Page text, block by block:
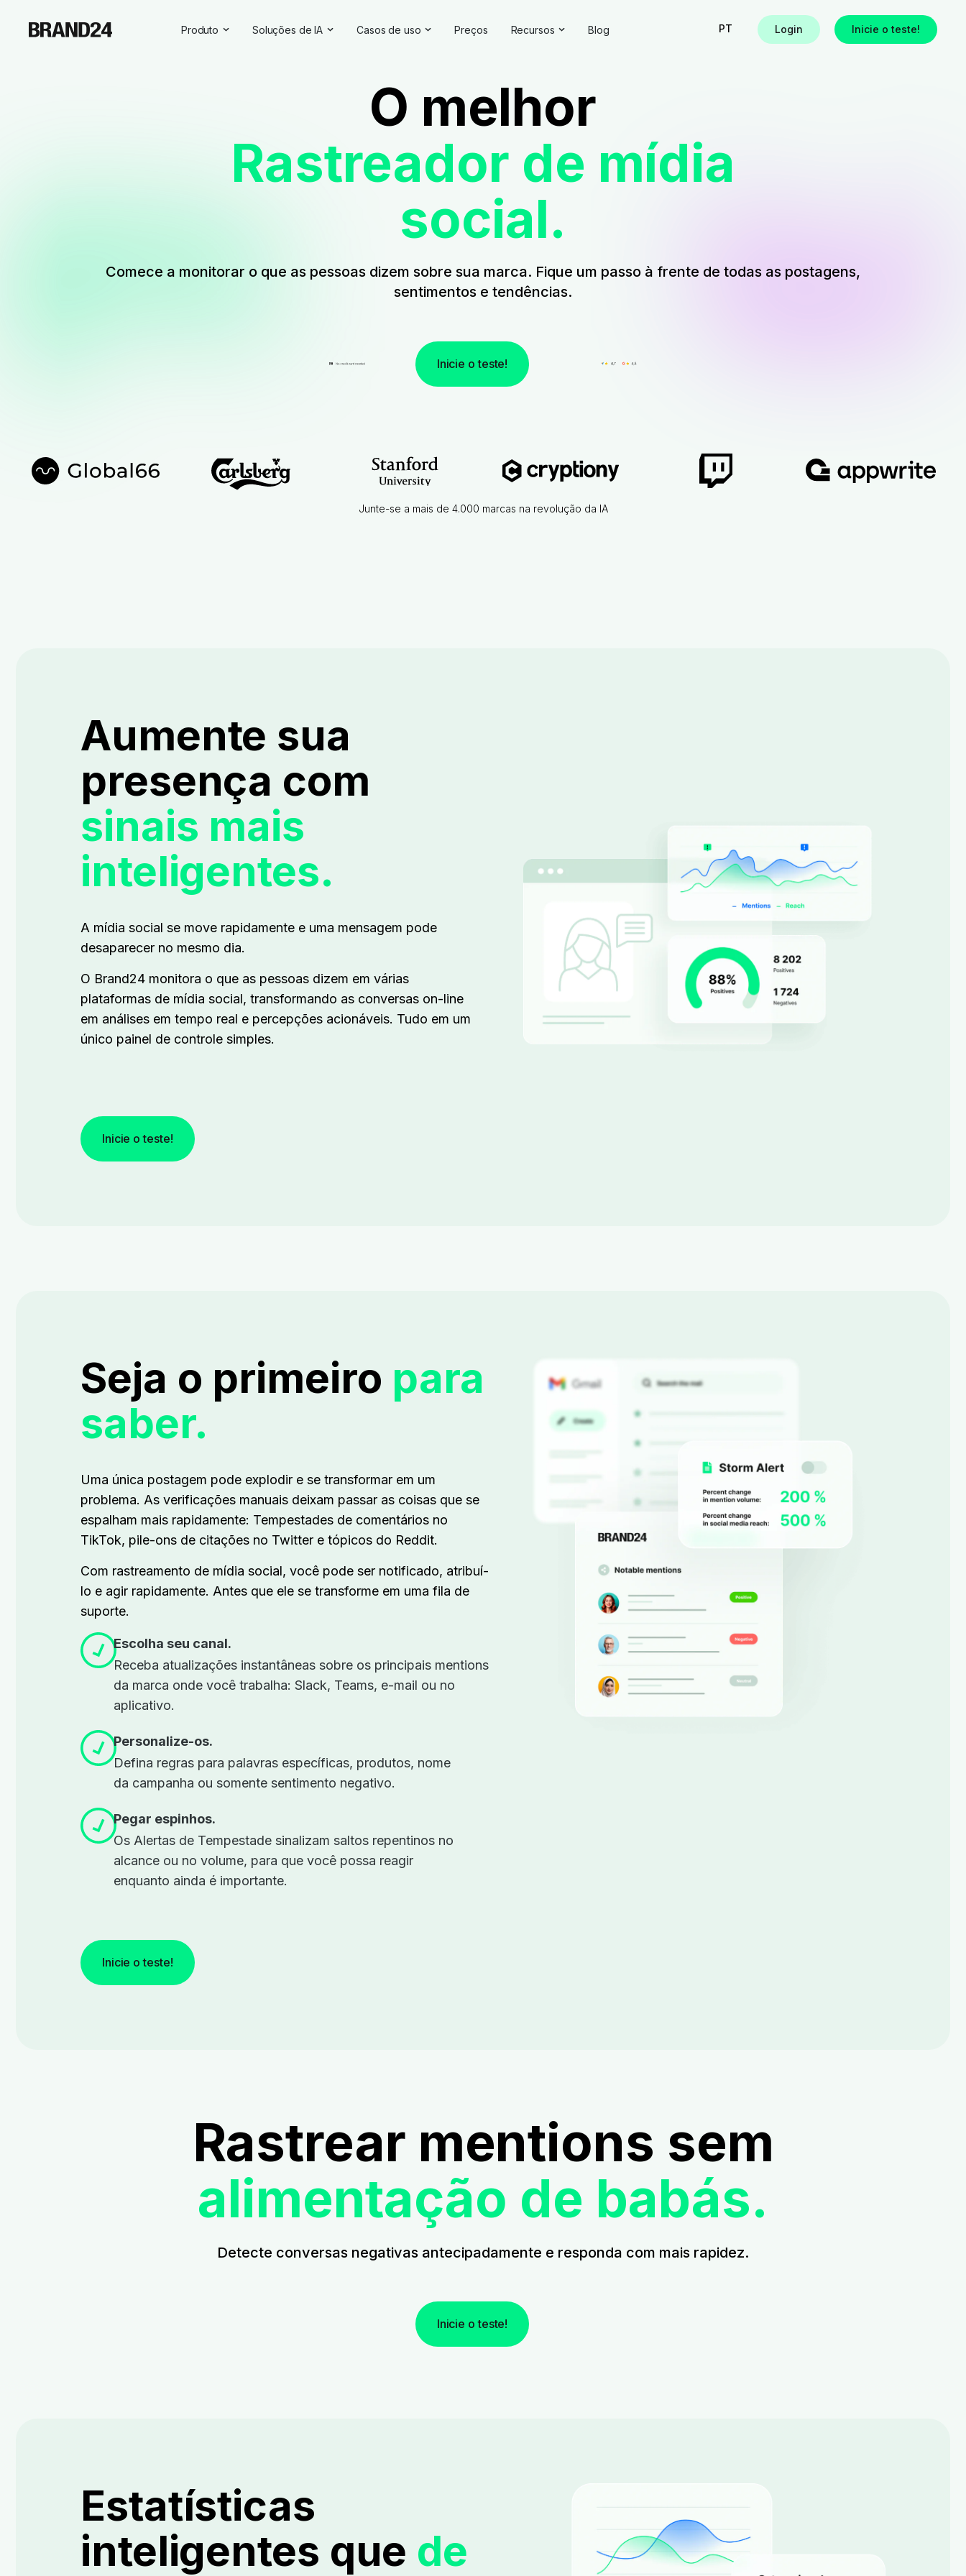
Produto
Para profissionais de marketing
Para profissionais de RP
Soluções de IA
Visibilidade da IA
Casos de uso
Competitive Analysis
Pesquisa de mercado
Relatórios abrangentes
Feedback do cliente
Pesquisa de hashtag
Verificador de backlinks
Preços Recursos
Estudos de caso
Central de Ajuda
Verificador de marca
Webinars
Seja nosso parceiro
Diretório de parceiros
Blog PT Login Inicie o teste!
O melhor
Rastreador de mídia
social.
Comece a monitorar o que as pessoas dizem sobre sua marca. Fique um passo à frente de todas as postagens,
sentimentos e tendências.
Inicie o teste!
Junte-se a mais de 4.000 marcas na revolução da IA
Aumente sua
presença com
sinais mais
inteligentes.
A mídia social se move rapidamente e uma mensagem pode
desaparecer no mesmo dia.
O Brand24 monitora o que as pessoas dizem em várias
plataformas de mídia social, transformando as conversas on-line
em análises em tempo real e percepções acionáveis. Tudo em um
único painel de controle simples.
Inicie o teste!
Seja o primeiro para
saber.
Uma única postagem pode explodir e se transformar em um
problema. As verificações manuais deixam passar as coisas que se
espalham mais rapidamente: Tempestades de comentários no
TikTok, pile-ons de citações no Twitter e tópicos do Reddit.
Com rastreamento de mídia social, você pode ser notificado, atribuí-
lo e agir rapidamente. Antes que ele se transforme em uma fila de
suporte.
Escolha seu canal.
Receba atualizações instantâneas sobre os principais mentions
da marca onde você trabalha: Slack, Teams, e-mail ou no
aplicativo.
Personalize-os.
Defina regras para palavras específicas, produtos, nome
da campanha ou somente sentimento negativo.
Pegar espinhos.
Os Alertas de Tempestade sinalizam saltos repentinos no
alcance ou no volume, para que você possa reagir
enquanto ainda é importante.
Inicie o teste!
Rastrear mentions sem
alimentação de babás.
Detecte conversas negativas antecipadamente e responda com mais rapidez.
Inicie o teste!
Estatísticas
inteligentes que de